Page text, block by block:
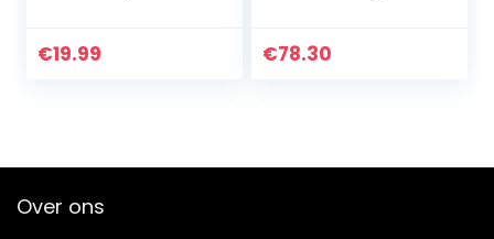
modderset,
€19.99 €78.30
Over ons